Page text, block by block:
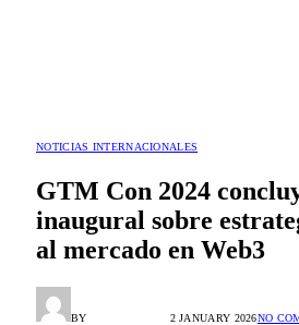
NOTICIAS INTERNACIONALES
GTM Con 2024
inaugural sobre
al mercado en Web3
BY 2 JANUARY 2026NO